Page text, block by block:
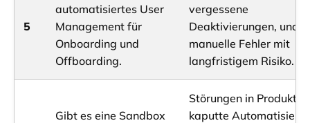
5
automatisiertes User
Management für
Onboarding und
Offboarding.
vergessene
Deaktivierungen, und
manuelle Fehler mit
langfristigem Risiko.
Gibt es eine Sandbox
Störungen in
kaputte